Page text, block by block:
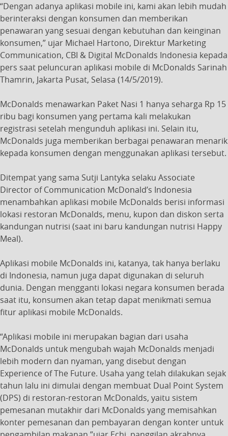
“Dengan adanya aplikasi mobile ini, kami akan lebih mudah
berinteraksi dengan konsumen dan memberikan
penawaran yang sesuai dengan kebutuhan dan keinginan
konsumen,” ujar Michael Hartono, Direktur Marketing
Communication, CBI & Digital McDonalds Indonesia kepada
pers saat peluncuran aplikasi mobile di McDonalds Sarinah
Thamrin, Jakarta Pusat, Selasa (14/5/2019).
McDonalds menawarkan Paket Nasi 1 hanya seharga Rp 15
ribu bagi konsumen yang pertama kali melakukan
registrasi setelah mengunduh aplikasi ini. Selain itu,
McDonalds juga memberikan berbagai penawaran menarik
kepada konsumen dengan menggunakan aplikasi tersebut.
Ditempat yang sama Sutji Lantyka selaku Associate
Director of Communication McDonald’s Indonesia
menambahkan aplikasi mobile McDonalds berisi informasi
lokasi restoran McDonalds, menu, kupon dan diskon serta
kandungan nutrisi (saat ini baru kandungan nutrisi Happy
Meal).
Aplikasi mobile McDonalds ini, katanya, tak hanya berlaku
di Indonesia, namun juga dapat digunakan di seluruh
dunia. Dengan mengganti lokasi negara konsumen berada
saat itu, konsumen akan tetap dapat menikmati semua
fitur aplikasi mobile McDonalds.
“Aplikasi mobile ini merupakan bagian dari usaha
McDonalds untuk mengubah wajah McDonalds menjadi
lebih modern dan nyaman, yang disebut dengan
Experience of The Future. Usaha yang telah dilakukan sejak
tahun lalu ini dimulai dengan membuat Dual Point System
(DPS) di restoran-restoran McDonalds, yaitu sistem
pemesanan mutakhir dari McDonalds yang memisahkan
konter pemesanan dan pembayaran dengan konter untuk